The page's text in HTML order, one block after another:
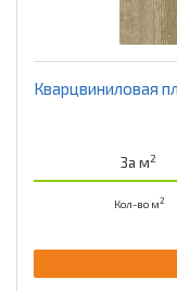
Кварцвиниловая
За м2
Кол-во м2